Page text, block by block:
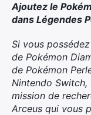
Ajoutez le
dans Légendes
Si vous
de Pokémon
de Pokémon
Nintendo
mission de
Arceus qui vous